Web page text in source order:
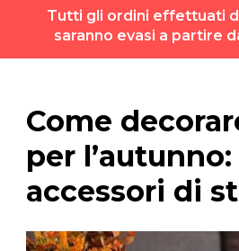
Tutti gli ordini effettuati
saranno evasi a partire
Come
per l’autunno:
accessori di